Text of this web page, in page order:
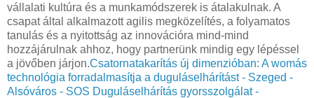
vállalati kultúra és a munkamódszerek is átalakulnak. A
csapat által alkalmazott agilis megközelítés, a folyamatos
tanulás és a nyitottság az innovációra mind-mind
hozzájárulnak ahhoz, hogy partnerünk mindig egy lépéssel
a jövőben járjon.Csatornatakarítás új dimenzióban: A womás
technológia forradalmasítja a duguláselhárítást - Szeged -
Alsóváros - SOS Duguláselhárítás gyorsszolgálat -